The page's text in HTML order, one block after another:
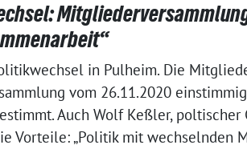
in Pulheim. Die
vom 26.11.2020
Auch Wolf Keßler,
Vorteile: „Politik mit wechselnden